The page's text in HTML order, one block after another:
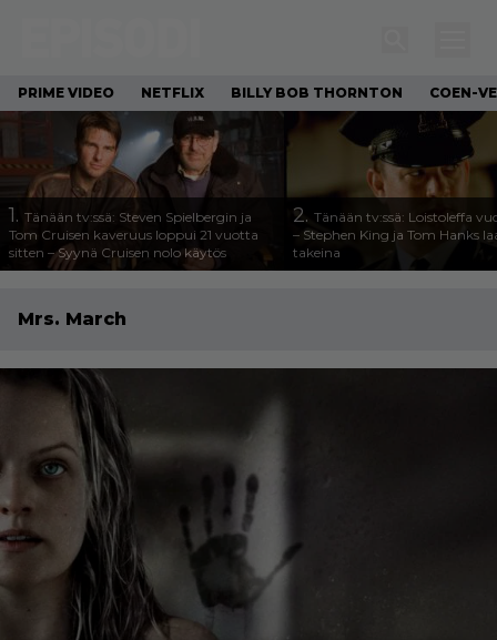
PRIME VIDEO NETFLIX BILLY BOB THORNTON COEN-
1. Tänään tv:ssä: Steven Spielbergin ja
Tom Cruisen kaveruus loppui 21 vuotta
sitten – Syynä Cruisen nolo käytös
2. Tänään tv:ssä: Loistoleffa
– Stephen King ja Tom Hanks
takeina
Mrs. March